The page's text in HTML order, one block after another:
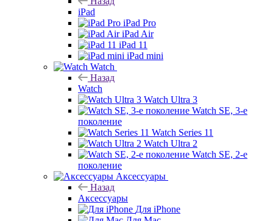
iPad
iPad Pro
iPad Air
iPad 11
iPad mini
Watch
Назад
Watch
Watch Ultra 3
Watch SE, 3-е
поколение
Watch Series 11
Watch Ultra 2
Watch SE, 2-е
поколение
Аксессуары
Назад
Аксессуары
Для iPhone